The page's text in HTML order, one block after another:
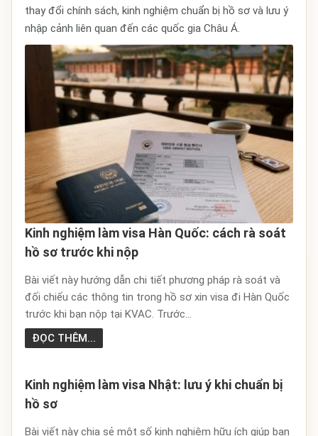
thay đổi chính sách, kinh nghiệm chuẩn bị hồ sơ và lưu ý
nhập cảnh liên quan đến các quốc gia Châu Á.
Kinh nghiệm làm visa Hàn Quốc: cách rà soát
hồ sơ trước khi nộp
Bài viết này hướng dẫn chi tiết phương pháp rà soát và
đối chiếu các thông tin trong hồ sơ xin visa đi Hàn Quốc
trước khi bạn nộp tại KVAC. Trước...
ĐỌC THÊM...
Kinh nghiệm làm visa Nhật: lưu ý khi chuẩn bị
hồ sơ
Bài viết này chia sẻ một số kinh nghiệm hữu ích giúp bạn